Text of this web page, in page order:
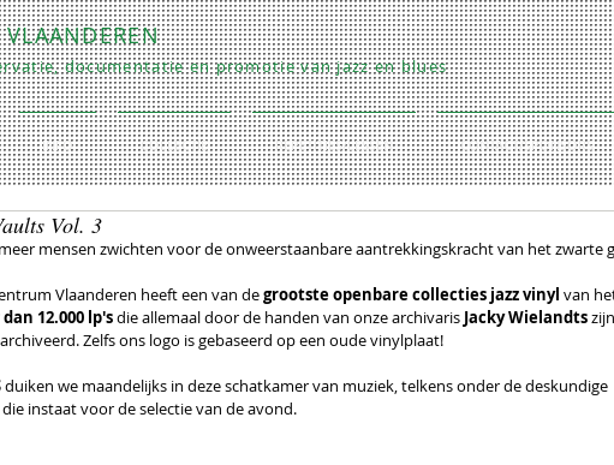
documentatie en promotie van jazz en blues
INFO COLLECTIE REPETITIES/LESSEN CONTACT/SPONSORS
Vol. 3
mensen zwichten voor de onweerstaanbare aantrekkingskracht van het zwarte
Vlaanderen heeft een van de grootste openbare collecties jazz vinyl van
12.000 lp's die allemaal door de handen van onze archivaris Jacky Wielandts zijn
Zelfs ons logo is gebaseerd op een oude vinylplaat!
duiken we maandelijks in deze schatkamer van muziek, telkens onder de deskundige
instaat voor de selectie van de avond.